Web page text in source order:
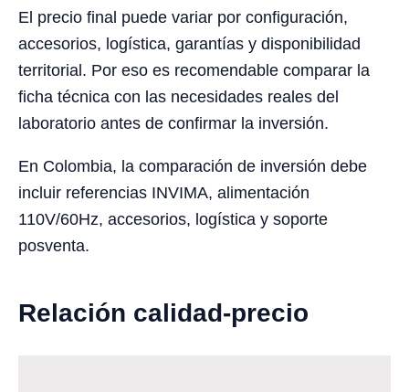
El precio final puede variar por configuración,
accesorios, logística, garantías y disponibilidad
territorial. Por eso es recomendable comparar la
ficha técnica con las necesidades reales del
laboratorio antes de confirmar la inversión.
En Colombia, la comparación de inversión debe
incluir referencias INVIMA, alimentación
110V/60Hz, accesorios, logística y soporte
posventa.
Relación calidad-precio